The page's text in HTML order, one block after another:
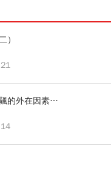
）
的外在因素…